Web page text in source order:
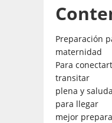
Preparación
maternidad
Para
transitar
plena y
para llegar
mejor